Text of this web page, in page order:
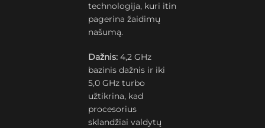
technologija, kuri itin
pagerina žaidimų
našumą.
Dažnis: 4,2 GHz
bazinis dažnis ir iki
5,0 GHz turbo
užtikrina, kad
procesorius
sklandžiai valdytų